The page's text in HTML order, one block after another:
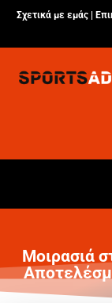
Σχετικά με εμάς |
Μοιρασιά